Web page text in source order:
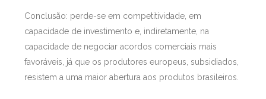
Conclusão: perde-se em competitividade, em
capacidade de investimento e, indiretamente, na
capacidade de negociar acordos comerciais mais
favoráveis, já que os produtores europeus, subsidiados,
resistem a uma maior abertura aos produtos brasileiros.